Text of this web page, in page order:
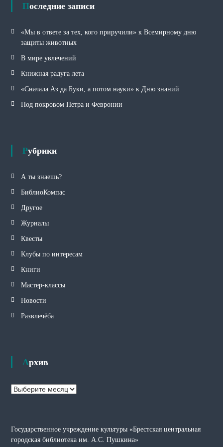
Последние записи
«Мы в ответе за тех, кого приручили» к Всемирному дню
защиты животных
В мире увлечений
Книжная радуга лета
«Сначала Аз да Буки, а потом науки» к Дню знаний
Под покровом Петра и Февронии
Рубрики
А ты знаешь?
БиблиоКомпас
Другое
Журналы
Квесты
Клубы по интересам
Книги
Мастер-классы
Новости
Развлечёба
Архив
А
в
Государственное учреждение культуры «Брестская центральная
городская библиотека им. А.С. Пушкина»